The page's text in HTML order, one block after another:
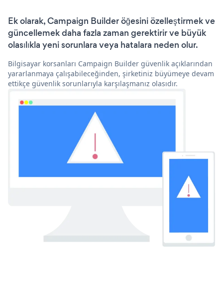
Ek olarak, Campaign Builder öğesini özelleştirmek ve
güncellemek daha fazla zaman gerektirir ve büyük
olasılıkla yeni sorunlara veya hatalara neden olur.
Bilgisayar korsanları Campaign Builder güvenlik açıklarından
yararlanmaya çalışabileceğinden, şirketiniz büyümeye devam
ettikçe güvenlik sorunlarıyla karşılaşmanız olasıdır.